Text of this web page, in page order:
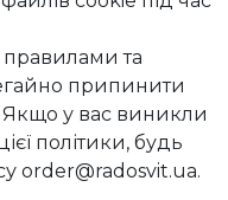
та
припинити
Якщо у вас виникли
політики, будь
order@radosvit.ua.